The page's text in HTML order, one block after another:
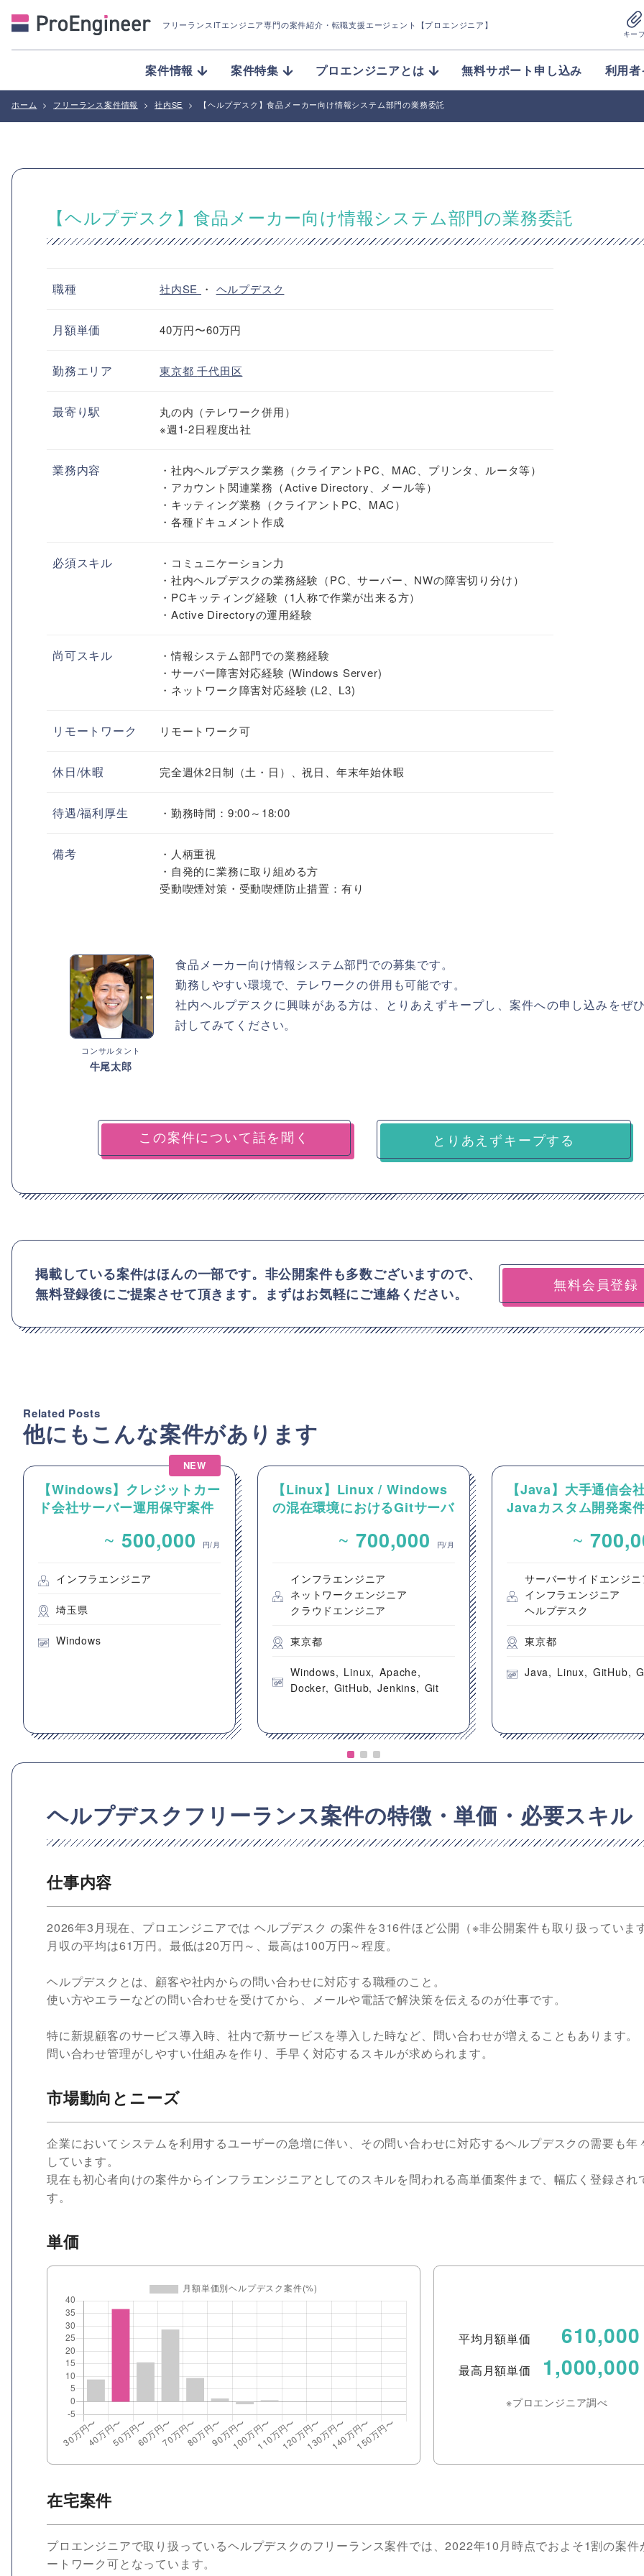
フリーランスITエンジニア専門の案件紹介 ・転職支援エージェント【プロエンジニア】
キー
案件情報 案件特集 プロエンジニアとは 無料サポート申し込み 利用
ホーム > フリーランス案件情報 > 社内SE > 【ヘルプデスク】食品メーカー向け情報システム部門の業務委託
【ヘルプデスク】食品メーカー向け情報システム部門の業務委託
職種 社内SE ・ ヘルプデスク
月額単価 40万円〜60万円
勤務エリア 東京都千代田区
最寄り駅
丸の内（テレワーク併用）
※週1-2日程度出社
業務内容
・社内ヘルプデスク業務（クライアントPC、MAC、プリンタ、ルータ等）
・アカウント関連業務（Active Directory、メール等）
・キッティング業務（クライアントPC、MAC）
・各種ドキュメント作成
必須スキル
・コミュニケーション力
・社内ヘルプデスクの業務経験（PC、サーバー、NWの障害切り分け）
・PCキッティング経験（1人称で作業が出来る方）
・Active Directoryの運用経験
尚可スキル
・情報システム部門での業務経験
・サーバー障害対応経験 (Windows Server)
・ネットワーク障害対応経験 (L2、L3)
リモートワーク リモートワーク可
休日/休暇 完全週休2日制（土・日）、祝日、年末年始休暇
待遇/福利厚生 ・勤務時間：9:00～18:00
備考
・人柄重視
・自発的に業務に取り組める方
受動喫煙対策・受動喫煙防止措置：有り
コンサルタント
牛尾太郎
食品メーカー向け情報システム部門での募集です。
勤務しやすい環境で、テレワークの併用も可能です。
社内ヘルプデスクに興味がある方は、とりあえずキープし、案件への申し込みをぜ
討してみてください。
とりあえずキープする
掲載している案件はほんの一部です。非公開案件も多数ございますので、
無料登録後にご提案させて頂きます。まずはお気軽にご連絡ください。
無料会員登録
Related Posts
他にもこんな案件があります
NEW
【Windows】クレジットカー
ド会社サーバー運用保守案件
~ 500,000 円/月
インフラエンジニア
埼玉県
Windows
【Linux】Linux / Windows
の混在環境におけるGitサーバ
~ 700,000 円/月
インフラエンジニア
ネットワークエンジニア
クラウドエンジニア
東京都
Windows Linux
Apache
Docker
GitHub Jenkins Git
【Java】大手通信会
Javaカスタム開発案
~
サーバーサイドエンジ
インフラエンジニア
ヘルプデスク
東京都
Java Linux GitHub
ヘルプデスクフリーランス案件の特徴・単価・必要スキル
仕事内容
2026年3月現在、プロエンジニアでは ヘルプデスク の案件を316件ほど公開（※非公開案件も取り扱っていま
月収の平均は61万円。最低は20万円～、最高は100万円～程度。
ヘルプデスクとは、顧客や社内からの問い合わせに対応する職種のこと。
使い方やエラーなどの問い合わせを受けてから、メールや電話で解決策を伝えるのが仕事です。
特に新規顧客のサービス導入時、社内で新サービスを導入した時など、問い合わせが増えることもあります。
問い合わせ管理がしやすい仕組みを作り、手早く対応するスキルが求められます。
市場動向とニーズ
企業においてシステムを利用するユーザーの急増に伴い、その問い合わせに対応するヘルプデスクの需要も年
しています。
現在も初心者向けの案件からインフラエンジニアとしてのスキルを問われる高単価案件まで、幅広く登録され
す。
単価
平均月額単価 610,000
最高月額単価
1,000,000
※プロエンジニア調べ
在宅案件
プロエンジニアで取り扱っているヘルプデスクのフリーランス案件では、2022年10月時点でおよそ1割の案件
ートワーク可となっています。